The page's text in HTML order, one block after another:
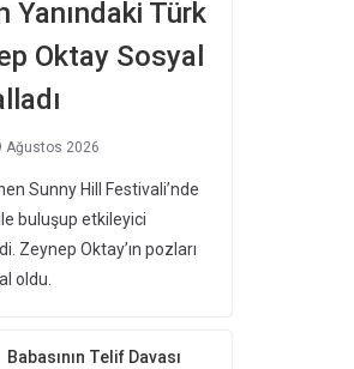
Yanındaki Türk
Oktay Sosyal
Ağustos 2026
Sunny Hill Festivali’nde
buluşup etkileyici
Zeynep Oktay’ın pozları
oldu.
Babasının Telif Davası